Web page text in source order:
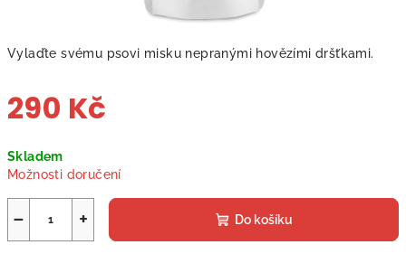
Vylaďte svému psovi misku nepranými hovězími dršťkami.
290 Kč
cena:
Skladem
Možnosti doručení
+
− Do košíku